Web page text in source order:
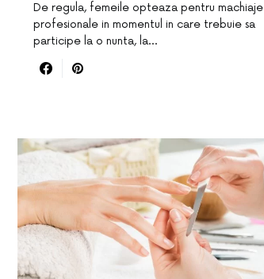
De regula, femeile opteaza pentru machiaje
profesionale in momentul in care trebuie sa
participe la o nunta, la…